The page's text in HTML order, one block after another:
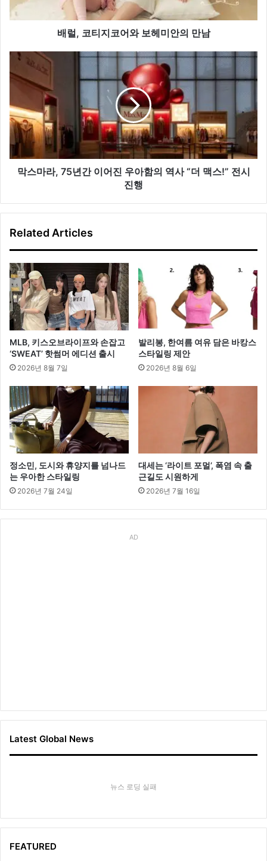
와
보
안
만
배럴, 코티지코어와 보헤미안의 만남
막
스
마
75
년
간
이
어
역
맥
스!”
전
시
진
행
막스마라, 75년간 이어진 우아함의 역사 “더 맥스!” 전시
진행
Related Articles
MLB, 키스오브라이프와 손잡고
‘SWEAT’ 핫썸머 에디션 출시
2026년 8월 7일
발리봉, 한여름 여유 담은 바캉스
스타일링 제안
2026년 8월 6일
정소민, 도시와 휴양지를 넘나드
는 우아한 스타일링
2026년 7월 24일
대세는 ‘라이트 포멀’, 폭염 속 출
근길도 시원하게
2026년 7월 16일
AD
Latest Global News
뉴스 로딩 실패
FEATURED